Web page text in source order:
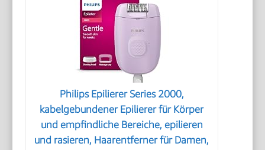
Philips Epilierer Series 2000,
kabelgebundener Epilierer für Körper
und empfindliche Bereiche, epilieren
und rasieren, Haarentferner für Damen,